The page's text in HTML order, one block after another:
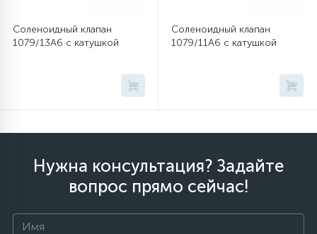
Электронные модули
30
Соленоидный клапан
1079/13A6 с катушкой
Соленоидный клапан
1079/11A6 с катушкой
Нужна консультация? Задайте
вопрос прямо сейчас!